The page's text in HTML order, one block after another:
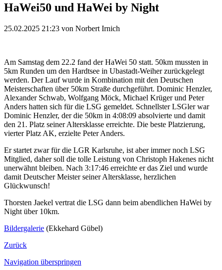
HaWei50 und HaWei by Night
25.02.2025 21:23 von Norbert Irnich
Am Samstag dem 22.2 fand der HaWei 50 statt. 50km mussten in
5km Runden um den Hardtsee in Ubastadt-Weiher zurückgelegt
werden. Der Lauf wurde in Kombination mit den Deutschen
Meisterschaften über 50km Straße durchgeführt. Dominic Henzler,
Alexander Schwab, Wolfgang Möck, Michael Krüger und Peter
Anders hatten sich für die LSG gemeldet. Schnellster LSGler war
Dominic Henzler, der die 50km in 4:08:09 absolvierte und damit
den 21. Platz seiner Altersklasse erreichte. Die beste Platzierung,
vierter Platz AK, erzielte Peter Anders.
Er startet zwar für die LGR Karlsruhe, ist aber immer noch LSG
Mitglied, daher soll die tolle Leistung von Christoph Hakenes nicht
unerwähnt bleiben. Nach 3:17:46 erreichte er das Ziel und wurde
damit Deutscher Meister seiner Altersklasse, herzlichen
Glückwunsch!
Thorsten Jaekel vertrat die LSG dann beim abendlichen HaWei by
Night über 10km.
Bildergalerie (Ekkehard Gübel)
Zurück
Navigation überspringen